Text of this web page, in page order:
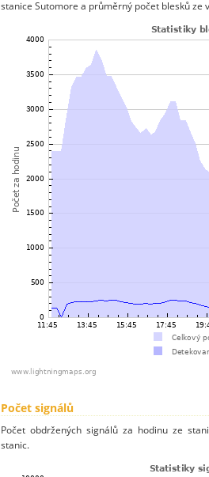
stanice Sutomore a průměrný počet blesků ze
Počet signálů
Počet obdržených signálů za hodinu ze
stanic.